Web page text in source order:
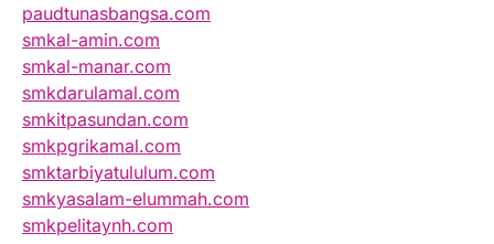
paudtunasbangsa.com
smkal-amin.com
smkal-manar.com
smkdarulamal.com
smkitpasundan.com
smkpgrikamal.com
smktarbiyatululum.com
smkyasalam-elummah.com
smkpelitaynh.com